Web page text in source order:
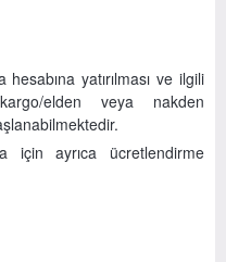
yatırılması ve ilgili
elden veya nakden
için ayrıca ücretlendirme